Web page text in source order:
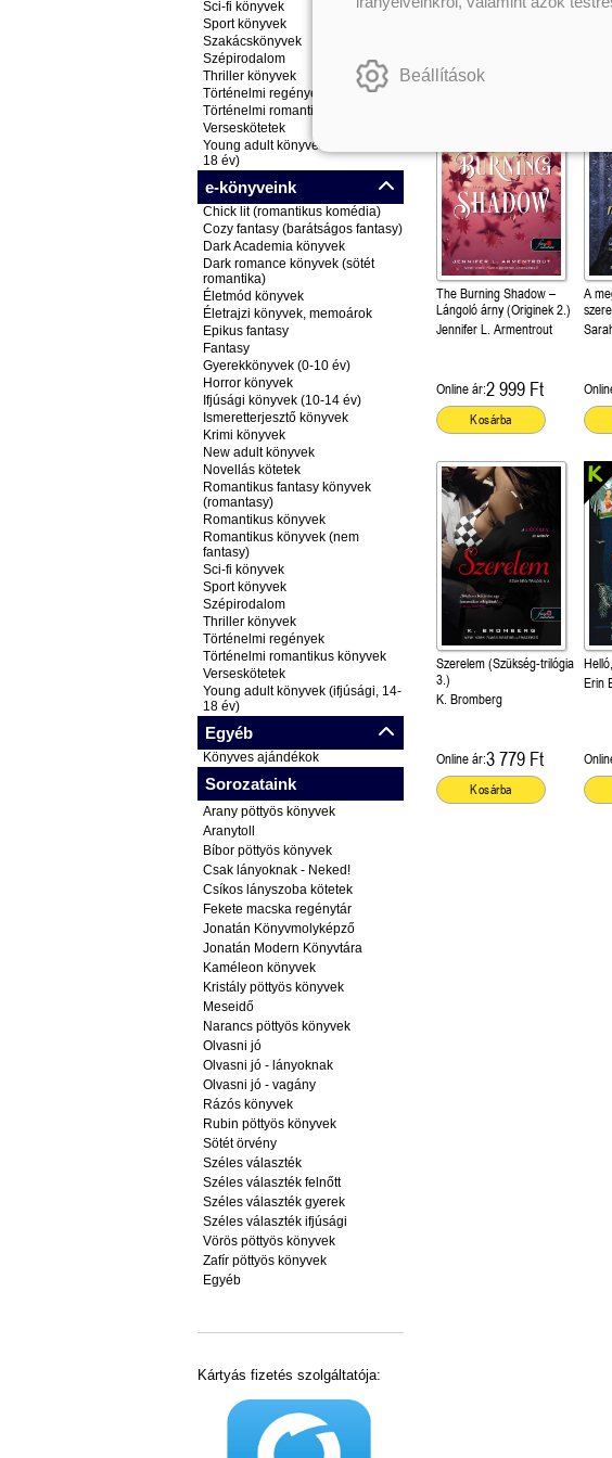
Sci-fi könyvek
Sport könyvek
Szakácskönyvek
Szépirodalom
Thriller könyvek
Történelmi regények
Történelmi romantikus könyvek
Verseskötetek
Young adult könyvek (ifjúsági, 14-
18 év)
e-könyveink
Chick lit (romantikus komédia)
Cozy fantasy (barátságos fantasy)
Dark Academia könyvek
Dark romance könyvek (sötét
romantika)
Életmód könyvek
Életrajzi könyvek, memoárok
Epikus fantasy
Fantasy
Gyerekkönyvek (0-10 év)
Horror könyvek
Ifjúsági könyvek (10-14 év)
Ismeretterjesztő könyvek
Krimi könyvek
New adult könyvek
Novellás kötetek
Romantikus fantasy könyvek
(romantasy)
Romantikus könyvek
Romantikus könyvek (nem
fantasy)
Sci-fi könyvek
Sport könyvek
Szépirodalom
Thriller könyvek
Történelmi regények
Történelmi romantikus könyvek
Verseskötetek
Young adult könyvek (ifjúsági, 14-
18 év)
Egyéb
Könyves ajándékok
Sorozataink
Arany pöttyös könyvek
Aranytoll
Bíbor pöttyös könyvek
Csak lányoknak - Neked!
Csíkos lányszoba kötetek
Fekete macska regénytár
Jonatán Könyvmolyképző
Jonatán Modern Könyvtára
Kaméleon könyvek
Kristály pöttyös könyvek
Meseidő
Narancs pöttyös könyvek
Olvasni jó
Olvasni jó - lányoknak
Olvasni jó - vagány
Rázós könyvek
Rubin pöttyös könyvek
Sötét örvény
Széles választék
Széles választék felnőtt
Széles választék gyerek
Széles választék ifjúsági
Vörös pöttyös könyvek
Zafír pöttyös könyvek
Egyéb
Kártyás fizetés szolgáltatója:
The Burning Shadow –
Lángoló árny (Originek 2.)
Jennifer L. Armentrout
Online ár:2 999 Ft
Kosárba
A
Szerelem (Szükség-trilógia
3.)
K. Bromberg
Online ár:3 779 Ft
Kosárba
Erin
Beállítások